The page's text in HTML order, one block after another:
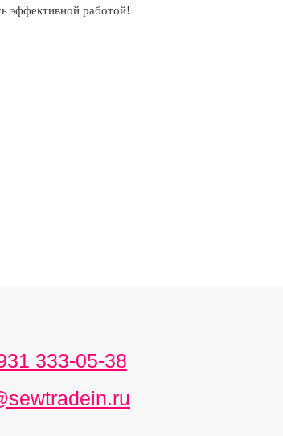
эффективной работой!
333-05-38